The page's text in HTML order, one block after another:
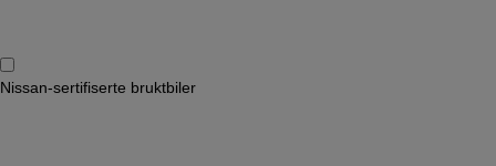
Nissan-sertifiserte bruktbiler